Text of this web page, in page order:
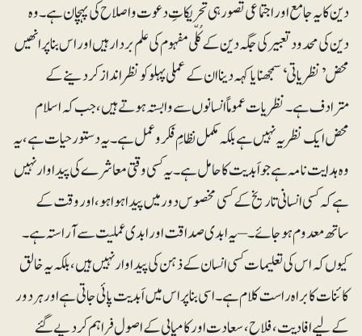
دین کا یہ جامع اور اجتماعی تصور ہی تحریکاتِ دعوت و اصلاح کی پہچان ہے ۔ وہ
دین کی محدود تعبیر کی جگہ دین کے کُلّی مفہوم کی علم بردار ہیں اور اس بنا پر انھیں
محض ’نظریاتی‘ سمجھنا یا کہہ دینا ان کے عملی پہلو کو نظرانداز کر دینے کے
مترادف ہے ۔ نظریات عموماً انسانوں سے وابستہ ہوتے ہیں، جب کہ اسلام
محض ایک نظریہ نہیں ہے بلکہ مکمل نظامِ فکر وعمل ہے۔ یہ دستور حیات ہے ، یہ
وہ ہدایت نامہ ہے جو اَبدیت کا حامل ہے ۔یہ کسی وقتی معاشرے کی پیداوار نہیں
ہےکہ کسی انسانی تاریخ کے کسی مخصوس دور میں پیدا ہوا ہو،اور وقت کے
ساتھ معدوم ہوجائے۔ – یہ ابدی صداقت اور ابدی عملیت سے آراستہ ہے ۔
کیوں کہ اس کی تعلیمات کسی انسان کے ذہن کی پیداوار نہیں ہیں، بلکہ یہ خالق
کائنات کا براہ راست کلام ہے ۔اسی بنا پر اس میں اَبدیت پائی جاتی ہے اور ہر دور
کے لیے افادیت ، فلاح، سعادت اور کامیابی کے اصول فراہم کر دیے گئے